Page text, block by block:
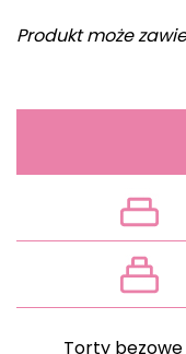
Produkt może
Torty